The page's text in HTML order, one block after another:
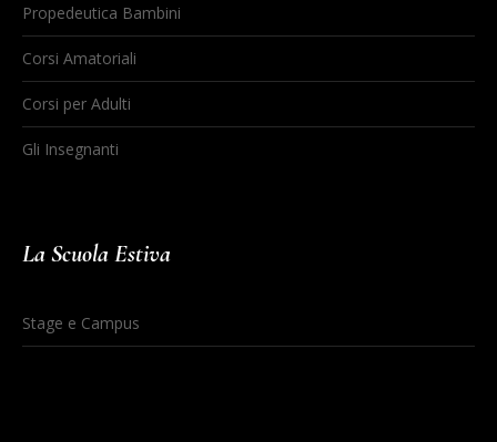
Propedeutica Bambini
Corsi Amatoriali
Corsi per Adulti
Gli Insegnanti
La Scuola Estiva
Stage e Campus